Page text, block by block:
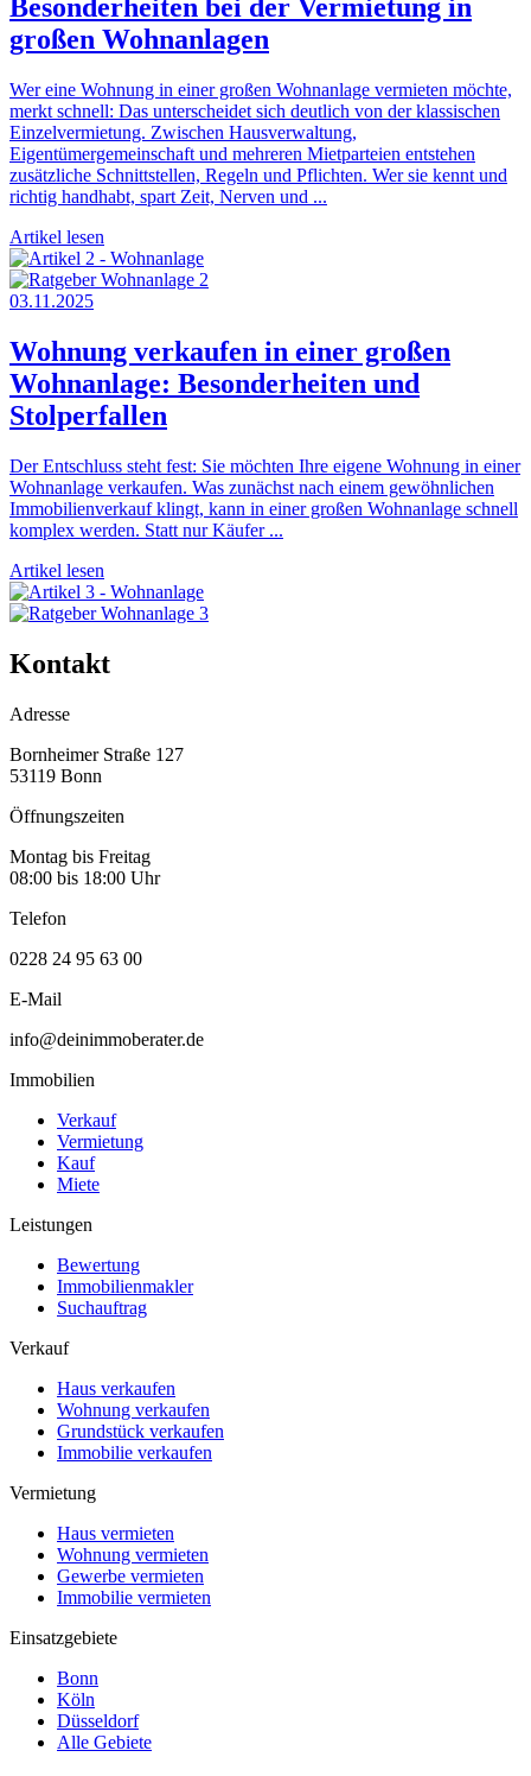
Besonderheiten bei der Vermietung in
großen Wohnanlagen
Wer eine Wohnung in einer großen Wohnanlage vermieten möchte,
merkt schnell: Das unterscheidet sich deutlich von der klassischen
Einzelvermietung. Zwischen Hausverwaltung,
Eigentümergemeinschaft und mehreren Mietparteien entstehen
zusätzliche Schnittstellen, Regeln und Pflichten. Wer sie kennt und
richtig handhabt, spart Zeit, Nerven und ...
Artikel lesen
03.11.2025
Wohnung verkaufen in einer großen
Wohnanlage: Besonderheiten und
Stolperfallen
Der Entschluss steht fest: Sie möchten Ihre eigene Wohnung in einer
Wohnanlage verkaufen. Was zunächst nach einem gewöhnlichen
Immobilienverkauf klingt, kann in einer großen Wohnanlage schnell
komplex werden. Statt nur Käufer ...
Artikel lesen
Kontakt
Adresse
Bornheimer Straße 127
53119 Bonn
Öffnungszeiten
Montag bis Freitag
08:00 bis 18:00 Uhr
Telefon
0228 24 95 63 00
E-Mail
info@deinimmoberater.de
Immobilien
Verkauf
Vermietung
Kauf
Miete
Leistungen
Bewertung
Immobilienmakler
Suchauftrag
Verkauf
Haus verkaufen
Wohnung verkaufen
Grundstück verkaufen
Immobilie verkaufen
Vermietung
Haus vermieten
Wohnung vermieten
Gewerbe vermieten
Immobilie vermieten
Einsatzgebiete
Bonn
Köln
Düsseldorf
Alle Gebiete